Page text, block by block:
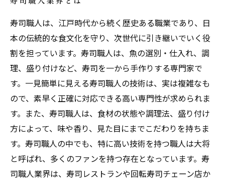
寿司職人は、江戸時代から続く歴史ある職業であり、日
本の伝統的な食文化を守り、次世代に引き継いでいく役
割を担っています。寿司職人は、魚の選別・仕入れ、調
理、盛り付けなど、寿司を一から手作りする専門家で
す。一見簡単に見える寿司職人の技術は、実は複雑なも
ので、素早く正確に対応できる高い専門性が求められま
す。また、寿司職人は、食材の状態や調理法、盛り付け
方によって、味や香り、見た目にまでこだわりを持ちま
す。寿司職人の中でも、特に高い技術を持つ職人は大将
と呼ばれ、多くのファンを持つ存在となっています。寿
司職人業界は、寿司レストランや回転寿司チェーン店か